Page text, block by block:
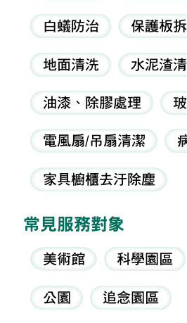
白蟻防治 保護板
地面清洗 水泥渣
油漆、除膠處理
電風扇/吊扇清潔
家具櫥櫃去汙除塵
常見服務對象
美術館 科學園區
公園 追念園區